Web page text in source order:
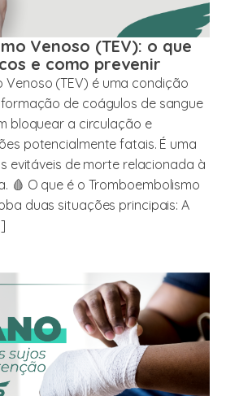
Venoso (TEV): o que
e como prevenir
Venoso (TEV) é uma condição
de coágulos de sangue
bloquear a circulação e
potencialmente fatais. É uma
evitáveis de morte relacionada à
🩸 O que é o Tromboembolismo
duas situações principais: A